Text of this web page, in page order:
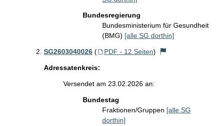
Bundesregierung
Bundesministerium für Gesundheit
(BMG) [alle SG dorthin]
SG2603040026 ( PDF - 12 Seiten)
Adressatenkreis:
Versendet am 23.02.2026 an:
Bundestag
Fraktionen/Gruppen [alle SG
dorthin]